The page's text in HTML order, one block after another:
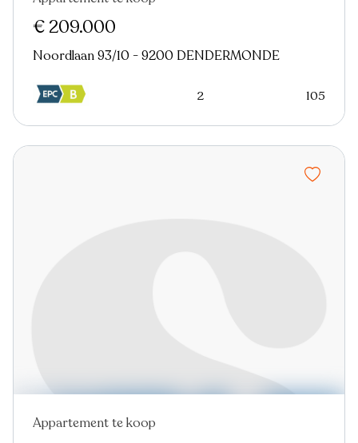
€ 209.000
Noordlaan 93/10 - 9200 DENDERMONDE
2 105
Appartement te koop